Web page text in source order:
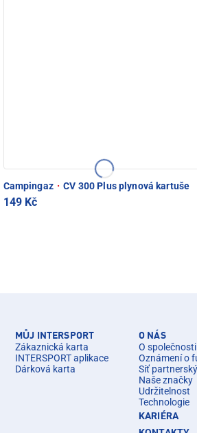
Campingaz · CV 300 Plus plynová kartuše
149 Kč
MŮJ INTERSPORT
Zákaznická karta
INTERSPORT aplikace
Dárková karta
O NÁS
O společnosti
Oznámení o
Síť
Naše značky
Udržitelnost
Technologie
KARIÉRA